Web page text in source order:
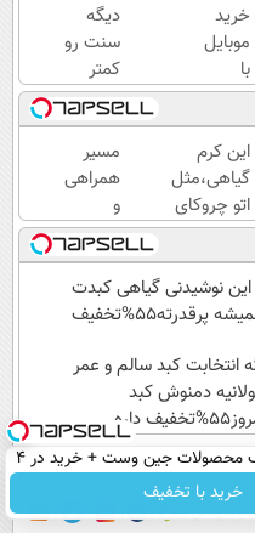
خرید
موبایل
با
اسنپ
پی | در
۴
قسط
بدون
سود و
کارمزد!
دیگه
سنت رو
کمتر
حدس
میزنن😉
کرم
ضدچروک
گیاهی👈🏻
45%تخفیف
این کرم
گیاهی،مثل
اتو چروکای
پوستتوصاف
میکنه!50%تخفیف
مسیر
همراهی
و
گزارش
عملکرد
گروه
اسنپ
۱۴۰۴
این نوشیدنی گیاهی کبدت
پرقدرته55%تخفیف
انتخابت کبد سالم و عمر
دمنوش کبد
داره
تا 60 درصد تخفیف محصولات جین وست + خرید در 4
قسط
خرید با تخفیف
تماس با ما
سواد زندگی